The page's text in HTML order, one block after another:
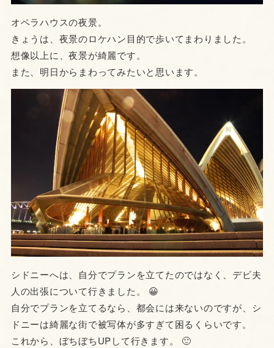
オペラハウスの夜景。
きょうは、夜景のロケハン目的で歩いてまわりました。
想像以上に、夜景が綺麗です。
また、明日からまわってみたいと思います。
シドニーへは、自分でプランを立てたのではなく、デビ夫
人の出張について行きました。 😀
自分でプランを立てるなら、都会には来ないのですが、シ
ドニーは綺麗な街で被写体が多すぎて困るくらいです。
これから、ぼちぼちUPして行きます。 🙂